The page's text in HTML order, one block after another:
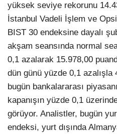
yüksek seviye rekorunu
İstanbul Vadeli İşlem ve
BIST 30 endeksine dayalı
akşam seansında normal
0,1 azalarak 15.978,00
dün günü yüzde 0,1 azalışla
bugün bankalararası
kapanışın yüzde 0,1
görüyor. Analistler, bugün
endeksi, yurt dışında